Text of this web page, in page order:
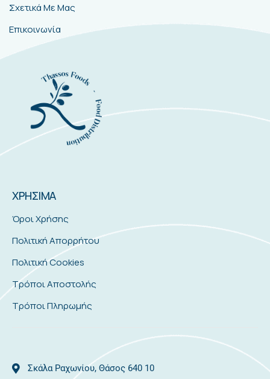
Σχετικά Με Μας
Επικοινωνία
ΧΡΗΣΙΜΑ
Όροι Χρήσης
Πολιτική Απορρήτου
Πολιτική Cookies
Τρόποι Αποστολής
Τρόποι Πληρωμής
Σκάλα Ραχωνίου, Θάσος 640 10